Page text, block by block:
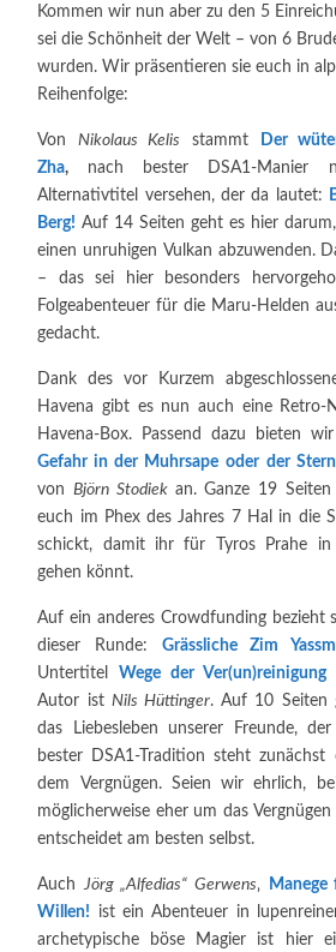
Kommen wir nun aber zu den 5
sei die Schönheit der Welt – von 6
wurden. Wir präsentieren sie euch in
Reihenfolge:
Von Nikolaus Kelis stammt
Der
Zha, nach bester DSA1-Manier
Alternativtitel versehen, der da lautet:
Berg! Auf 14 Seiten geht es hier
einen unruhigen Vulkan abzuwenden.
– das sei hier besonders
Folgeabenteuer für die Maru-Helden
gedacht.
Dank des vor Kurzem
Havena gibt es nun auch eine Retro-
Havena-Box. Passend dazu bieten
Gefahr in der Muhrsape oder der
vonBjörn Stodiek an. Ganze 19
euch im Phex des Jahres 7 Hal in die
schickt, damit ihr für Tyros Prahe in
gehen könnt.
Auf ein anderes Crowdfunding bezieht
dieser Runde: Grässliche Zim
UntertitelWege der Ver(un)reinigung
Autor ist Nils Hüttinger. Auf 10 Seiten
das Liebesleben unserer Freunde,
bester DSA1-Tradition steht
dem Vergnügen. Seien wir ehrlich,
möglicherweise eher um das
entscheidet am besten selbst.
AuchJörg „Alfedias“ Gerwens‚
Willen! ist ein Abenteuer in
archetypische böse Magier ist hier